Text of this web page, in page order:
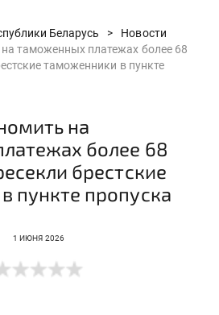
Беларусь >
Новости
таможенных платежах более 68
таможенники в пункте
на
более 68
брестские
пункте пропуска
1 ИЮНЯ 2026